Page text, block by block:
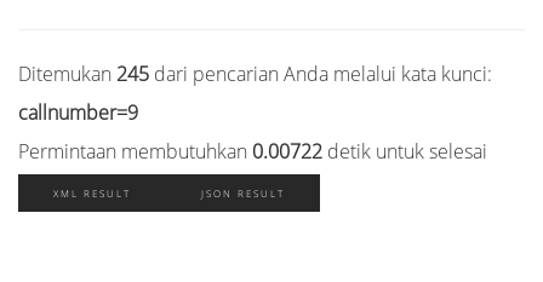
Ditemukan 245 dari pencarian Anda melalui kata kunci:
callnumber=9
Permintaan membutuhkan 0.00722 detik untuk selesai
XML RESULT JSON RESULT